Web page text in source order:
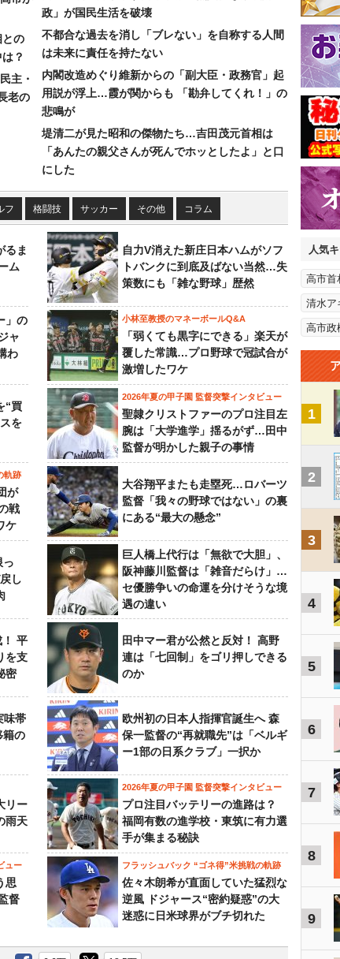
との
？
主・
老の
政」が国民生活を破壊
不都合な過去を消し「ブレない」を自称する人間
は未来に責任を持たない
内閣改造めぐり維新からの「副大臣・政務官」起
用説が浮上…霞が関からも 「勘弁してくれ！」の
悲鳴が
堤清二が見た昭和の傑物たち…吉田茂元首相は
「あんたの親父さんが死んでホッとしたよ」と口
にした
フ 格闘技 サッカー その他 コラム
るま
ム
自力V消えた新庄日本ハムがソフ
トバンクに到底及ばない当然…失
策数にも「雑な野球」歴然
」の
ャ
わ
小林至教授のマネーボールQ&A
「弱くても黒字にできる」楽天が
覆した常識…プロ野球で冠試合が
激増したワケ
“買
を
2026年夏の甲子園 監督突撃インタビュー
聖隷クリストファーのプロ注目左
腕は「大学進学」揺るがず…田中
監督が明かした親子の事情
軌跡
が
戦
ケ
大谷翔平またも走塁死…ロバーツ
監督「我々の野球ではない」の裏
にある“最大の懸念”
っ
し
巨人橋上代行は「無欲で大胆」、
阪神藤川監督は「雑音だらけ」…
セ優勝争いの命運を分けそうな境
遇の違い
！ 平
を支
密
田中マー君が公然と反対！ 高野
連は「七回制」をゴリ押しできる
のか
味帯
籍の
欧州初の日本人指揮官誕生へ 森
保一監督の“再就職先”は「ベルギ
ー1部の日系クラブ」一択か
リー
雨天
2026年夏の甲子園 監督突撃インタビュー
プロ注目バッテリーの進路は？
福岡有数の進学校・東筑に有力選
手が集まる秘訣
ュー
思
督
フラッシュバック “ゴネ得”米挑戦の軌跡
佐々木朗希が直面していた猛烈な
逆風 ドジャース“密約疑惑”の大
迷惑に日米球界がブチ切れた
人気
高市首
清水ア
高市政
1
2
3
4
5
6
7
8
9